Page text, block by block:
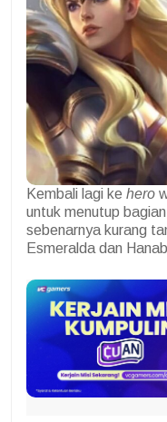
Kembali lagi ke hero
untuk menutup
sebenarnya kurang
Esmeralda dan